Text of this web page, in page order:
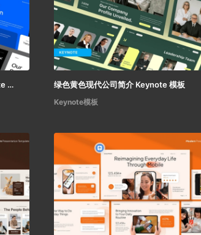
白色蓝色现代商业路演演示文稿 Keynote 模板 绿色黄色现代公司简介 Keynote 模板
Keynote模板